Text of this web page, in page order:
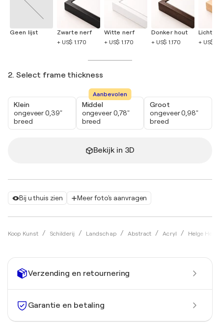
Bij u thuis zien Meer foto's aanvragen
Koop Kunst Schilderij Landschap Abstract Acryl Helge
Geen lijst
Zwarte nerf
+ US$ 1.170
Witte nerf
+ US$ 1.170
Donker hout
+ US$ 1.170
Licht
+ US$
2. Select frame thickness
Klein
ongeveer 0,39"
breed
Aanbevolen
Middel
ongeveer 0,78"
breed
Groot
ongeveer 0,98"
breed
Bekijk in 3D
Verzending en retournering
Garantie en betaling